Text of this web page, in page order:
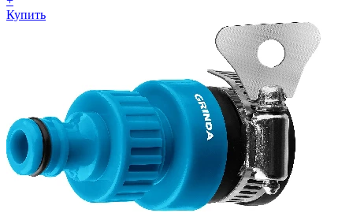
Купить